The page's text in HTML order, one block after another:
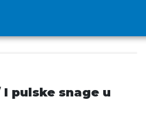
I pulske snage u